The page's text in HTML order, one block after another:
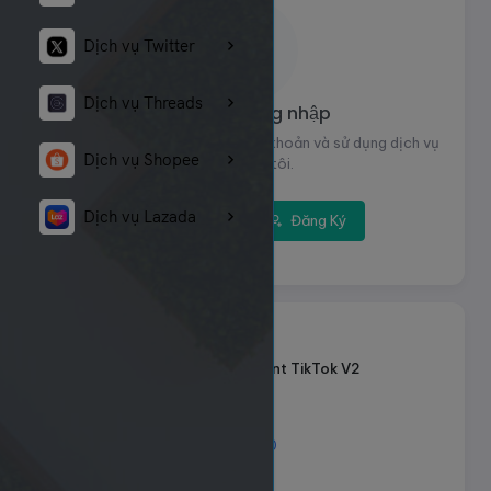
Dịch vụ Twitter
Dịch vụ Threads
Dịch vụ Shopee
Dịch vụ Lazada
Vui lòng đăng nhập
Đăng nhập để xem thông tin tài khoản và sử dụng dịch vụ
của chúng tôi.
Đăng nhập Đăng Ký
Like Comment TikTok V2
100 - 10.000